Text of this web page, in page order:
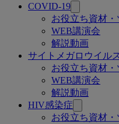
COVID-19
お役立ち資材・
WEB講演会
解説動画
サイトメガロウイル
お役立ち資材・
WEB講演会
解説動画
HIV感染症
お役立ち資材・